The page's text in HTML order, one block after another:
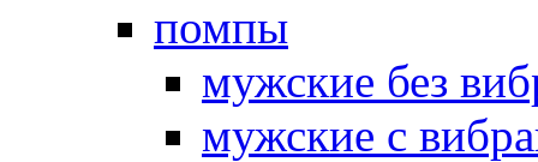
помпы
мужские без
мужские с